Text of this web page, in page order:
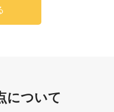
について